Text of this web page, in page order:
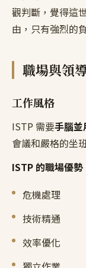
觀判斷，覺得這
由，只有強烈的
職場與領
工作風格
ISTP 需要手腦並
會議和嚴格的坐
ISTP 的職場優勢
危機處理
技術精通
效率優化